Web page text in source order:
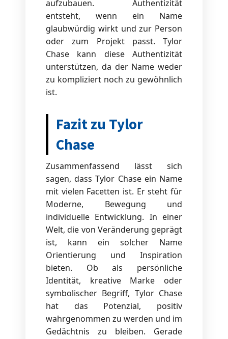
aufzubauen. Authentizität
entsteht, wenn ein Name
glaubwürdig wirkt und zur Person
oder zum Projekt passt. Tylor
Chase kann diese Authentizität
unterstützen, da der Name weder
zu kompliziert noch zu gewöhnlich
ist.
Fazit zu Tylor
Chase
Zusammenfassend lässt sich
sagen, dass Tylor Chase ein Name
mit vielen Facetten ist. Er steht für
Moderne, Bewegung und
individuelle Entwicklung. In einer
Welt, die von Veränderung geprägt
ist, kann ein solcher Name
Orientierung und Inspiration
bieten. Ob als persönliche
Identität, kreative Marke oder
symbolischer Begriff, Tylor Chase
hat das Potenzial, positiv
wahrgenommen zu werden und im
Gedächtnis zu bleiben. Gerade